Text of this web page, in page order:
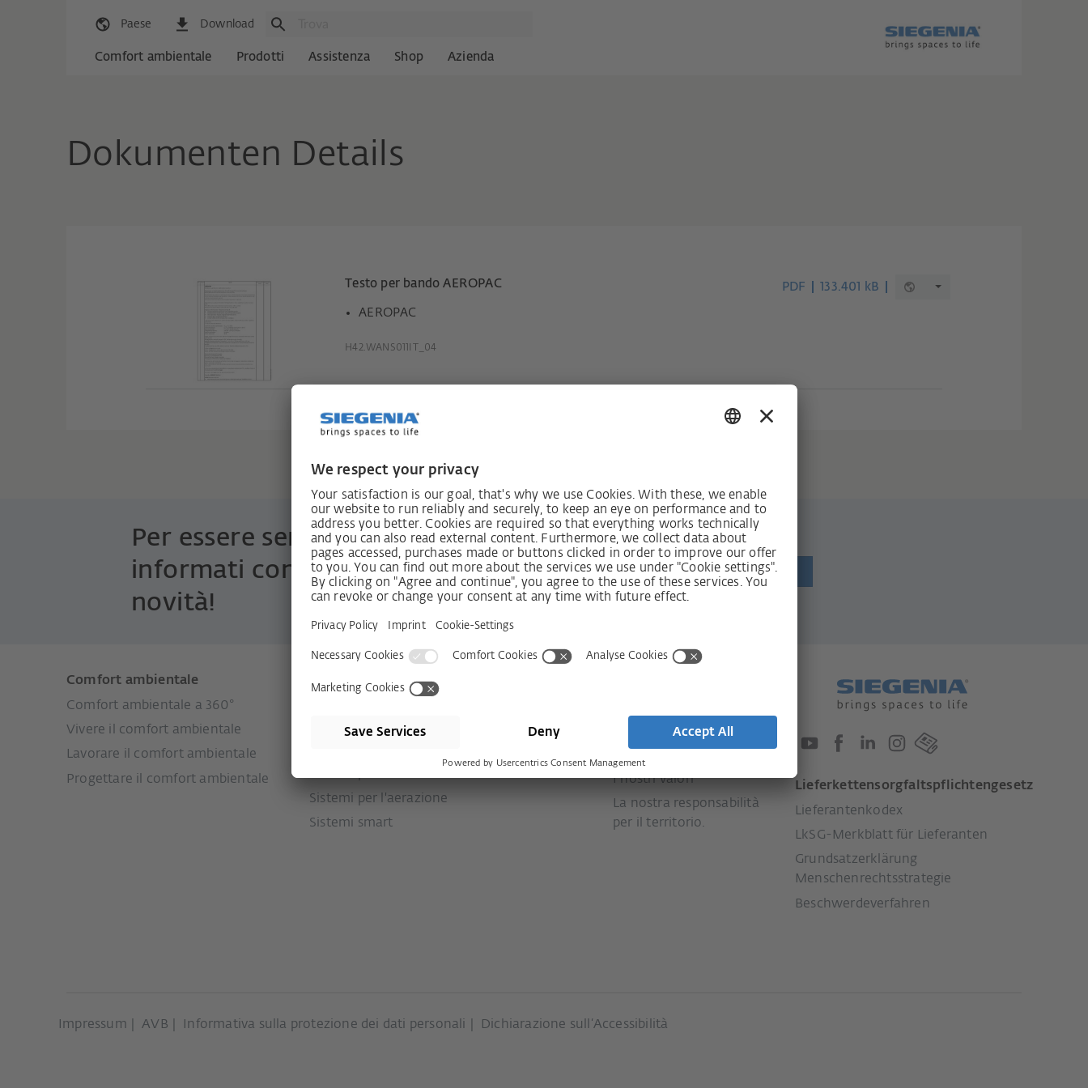
Paese Download
Comfort ambientale Prodotti Assistenza Shop Azienda
Dokumenten Details
Testo per bando AEROPAC
AEROPAC
H42.WANS011IT_04
PDF 133.401 kB
Per essere sempre
informati con le ultime
novità!
Ricevi la newsletter
Comfort ambientale
Comfort ambientale a 360°
Vivere il comfort ambientale
Lavorare il comfort ambientale
Progettare il comfort ambientale
Prodotti
Sistemi per porte di
Sistemi per l'aerazione
Sistemi smart
Assistenza
Downloads
I nostri valori
La nostra responsabilità
per il territorio.
Lieferkettensorgfaltspflichtengesetz
Lieferantenkodex
LkSG-Merkblatt für Lieferanten
Grundsatzerklärung
Menschenrechtsstrategie
Beschwerdeverfahren
Impressum AVB Informativa sulla protezione dei dati personali Dichiarazione sull‘Accessibilità